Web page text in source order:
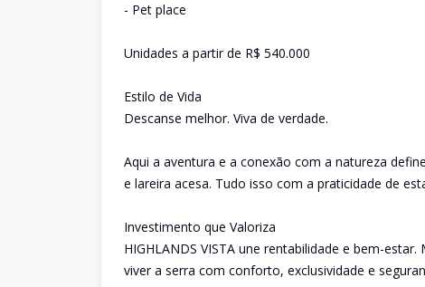
- Pet place
Unidades a partir de R$ 540.000
Estilo de Vida
Descanse melhor. Viva de verdade.
Aqui a aventura e a conexão com a natureza
e lareira acesa. Tudo isso com a praticidade de
Investimento que Valoriza
HIGHLANDS VISTA une rentabilidade e bem-
viver a serra com conforto, exclusividade e